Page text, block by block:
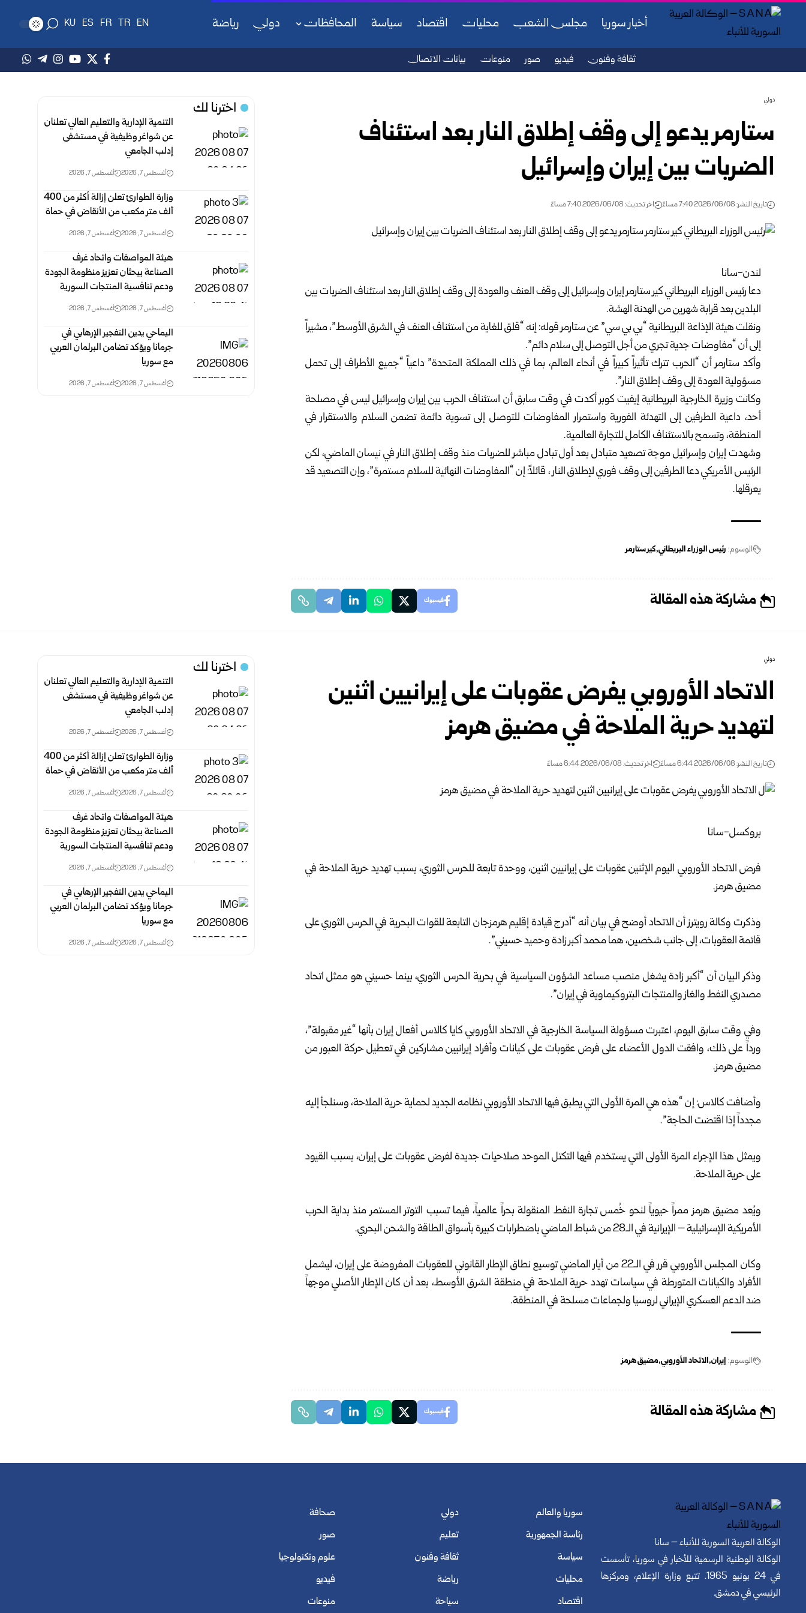
أخبار سوريا مجلس الشعب محليات اقتصاد سياسة المحافظات دولي رياضة EN
TR
FR
ES
KU
ثقافة وفنون فيديو صور منوعات بيانات الاتصال
دولي
ستارمر يدعو إلى وقف إطلاق النار بعد استئناف
الضربات بين إيران ‏وإسرائيل
تاريخ النشر: 2026/06/08 7:40 مساءً اخر تحديث: 2026/06/08 7:40 مساءً
لندن-سانا‏
دعا رئيس الوزراء البريطاني كير ستارمر إيران وإسرائيل إلى وقف العنف ‏والعودة إلى وقف إطلاق النار بعد استئناف الضربات بين
البلدين بعد قرابة ‏شهرين من الهدنة الهشة‎.‎
ونقلت هيئة الإذاعة البريطانية “بي بي سي” عن ستارمر قوله: إنه “قلق ‏للغاية من استئناف العنف في الشرق الأوسط”، مشيراً
إلى أن “مفاوضات ‏جدية تجري من أجل التوصل إلى سلام دائم”.
وأكد ستارمر أن “الحرب تترك تأثيراً كبيراً في أنحاء العالم، بما في ذلك ‏المملكة المتحدة” داعياً “جميع الأطراف إلى تحمل
مسؤولية العودة إلى وقف ‏إطلاق النار‎”‎.
وكانت وزيرة الخارجية البريطانية إيفيت كوبر أكدت في وقت سابق أن ‏استئناف الحرب بين إيران وإسرائيل ليس في مصلحة
أحد، داعية الطرفين ‏إلى التهدئة الفورية واستمرار المفاوضات للتوصل إلى تسوية دائمة تضمن ‏السلام والاستقرار في
المنطقة، وتسمح بالاستئناف الكامل للتجارة العالمية‎.‎
وشهدت إيران وإسرائيل موجة تصعيد متبادل بعد أول تبادل مباشر ‏للضربات منذ وقف إطلاق النار في نيسان الماضي، لكن
الرئيس الأمريكي ‏دعا الطرفين إلى وقف فوري لإطلاق النار ، قائلاً: إن “المفاوضات النهائية ‏للسلام مستمرة”، وإن التصعيد قد
يعرقلها.‏
الوسوم: رئيس الوزراء البريطاني كير ستارمر
مشاركة هذه المقالة فيسبوك
اخترنا لك
التنمية الإدارية والتعليم العالي تعلنان
عن شواغر وظيفية في مستشفى
إدلب الجامعي
أغسطس 7, 2026 أغسطس 7, 2026
وزارة الطوارئ تعلن إزالة أكثر من 400
ألف متر مكعب من الأنقاض في ‏حماة ‏
أغسطس 7, 2026 أغسطس 7, 2026
هيئة المواصفات واتحاد غرف
الصناعة يبحثان تعزيز منظومة الجودة
ودعم تنافسية المنتجات السورية
أغسطس 7, 2026 أغسطس 7, 2026
اليماحي يدين التفجير الإرهابي في
جرمانا ويؤكد تضامن البرلمان العربي
مع سوريا
أغسطس 7, 2026 أغسطس 7, 2026
دولي
الاتحاد الأوروبي يفرض عقوبات على إيرانيين اثنين
لتهديد حرية الملاحة في مضيق هرمز
تاريخ النشر: 2026/06/08 6:44 مساءً اخر تحديث: 2026/06/08 6:44 مساءً
بروكسل-سانا
فرض الاتحاد الأوروبي اليوم الإثنين عقوبات على إيرانيين اثنين، ووحدة تابعة للحرس الثوري، بسبب تهديد ‌حرية الملاحة في
مضيق هرمز.
وذكرت وكالة رويترز أن الاتحاد أوضح ‏في بيان أنه “أدرج قيادة إقليم هرمزجان التابعة للقوات البحرية في الحرس الثوري على
قائمة العقوبات، إلى جانب شخصين، هما محمد أكبر زادة وحميد حسيني”.
وذكر البيان أن “أكبر زادة يشغل منصب مساعد الشؤون السياسية في بحرية الحرس الثوري، بينما حسيني هو ممثل اتحاد
‌مصدري ⁠النفط والغاز والمنتجات البتروكيماوية في إيران”.
وفي وقت سابق اليوم، اعتبرت مسؤولة السياسة الخارجية في الاتحاد الأوروبي كايا كالاس أفعال إيران بأنها “غير مقبولة”،
ورداً على ذلك، وافقت الدول الأعضاء على فرض ⁠عقوبات على كيانات وأفراد إيرانيين مشاركين في تعطيل حركة العبور من
مضيق هرمز.
وأضافت كالاس: إن “هذه هي المرة الأولى ⁠التي يطبق فيها الاتحاد الأوروبي نظامه الجديد لحماية حرية الملاحة، وسنلجأ إليه
مجدداً إذا اقتضت الحاجة”.
ويمثل هذا الإجراء المرة الأولى التي يستخدم فيها التكتل الموحد صلاحيات جديدة لفرض عقوبات على إيران، ⁠بسبب القيود
على حرية الملاحة.
ويُعد مضيق هرمز ممراً حيوياً لنحو خُمس تجارة النفط المنقولة بحراً ‏عالمياً، فيما تسبب التوتر المستمر منذ بداية الحرب
الأمريكية الإسرائيلية – الإيرانية في الـ28 من شباط الماضي ‏باضطرابات كبيرة بأسواق الطاقة والشحن البحري.‏
وكان المجلس الأوروبي قرر في الـ22 من أيار الماضي توسيع نطاق الإطار القانوني للعقوبات المفروضة على إيران، ليشمل
الأفراد والكيانات المتورطة في سياسات تهدد حرية الملاحة في منطقة الشرق الأوسط، بعد أن كان الإطار الأصلي موجهاً
ضد الدعم العسكري الإيراني لروسيا ولجماعات مسلحة في المنطقة.
الوسوم: إيران الاتحاد الأوروبي مضيق هرمز
مشاركة هذه المقالة فيسبوك
اخترنا لك
التنمية الإدارية والتعليم العالي تعلنان
عن شواغر وظيفية في مستشفى
إدلب الجامعي
أغسطس 7, 2026 أغسطس 7, 2026
وزارة الطوارئ تعلن إزالة أكثر من 400
ألف متر مكعب من الأنقاض في ‏حماة ‏
أغسطس 7, 2026 أغسطس 7, 2026
هيئة المواصفات واتحاد غرف
الصناعة يبحثان تعزيز منظومة الجودة
ودعم تنافسية المنتجات السورية
أغسطس 7, 2026 أغسطس 7, 2026
اليماحي يدين التفجير الإرهابي في
جرمانا ويؤكد تضامن البرلمان العربي
مع سوريا
أغسطس 7, 2026 أغسطس 7, 2026
الوكالة العربية السورية للأنباء – سانا
الوكالة الوطنية الرسمية للأخبار في سوريا، تأسست
في 24 يونيو 1965. تتبع وزارة الإعلام، ومركزها
الرئيسي في دمشق.
سوريا والعالم
رئاسة الجمهورية
سياسة
محليات
اقتصاد
دولي
تعليم
ثقافة وفنون
رياضة
سياحة
صحافة
صور
علوم وتكنولوجيا
فيديو
منوعات